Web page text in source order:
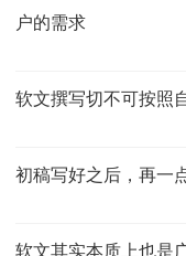
户的需求
软文撰写切不可按照
初稿写好之后，再一
软文其实本质上也是